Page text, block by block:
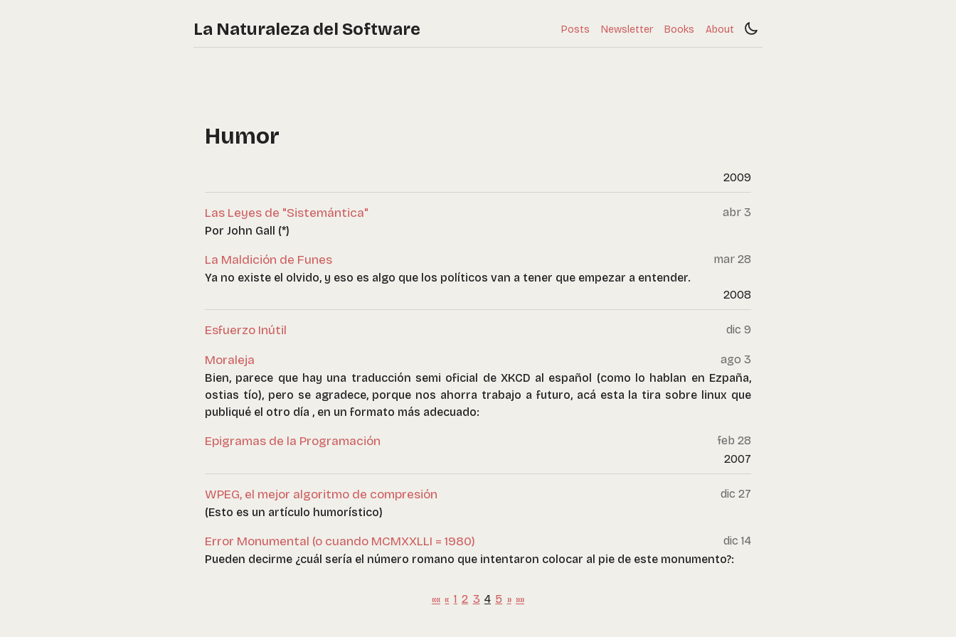
La Naturaleza del Software Posts Newsletter Books About
Humor
2009
Las Leyes de "Sistemántica"
abr 3
Por John Gall (*)
La Maldición de Funes
mar 28
Ya no existe el olvido, y eso es algo que los políticos van a tener que empezar a entender.
2008
Esfuerzo Inútil dic 9
Moraleja
ago 3
Bien, parece que hay una traducción semi oficial de XKCD al español (como lo hablan en Ezpaña,
ostias tío), pero se agradece, porque nos ahorra trabajo a futuro, acá esta la tira sobre linux que
publiqué el otro día , en un formato más adecuado:
Epigramas de la Programación
feb 28
2007
WPEG, el mejor algoritmo de compresión
dic 27
(Esto es un artículo humorístico)
Error Monumental (o cuando MCMXXLLI = 1980)
dic 14
Pueden decirme ¿cuál sería el número romano que intentaron colocar al pie de este monumento?:
«« « 1 2 3 4 5 » »»